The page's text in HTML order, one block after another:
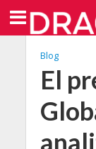
Blog
El